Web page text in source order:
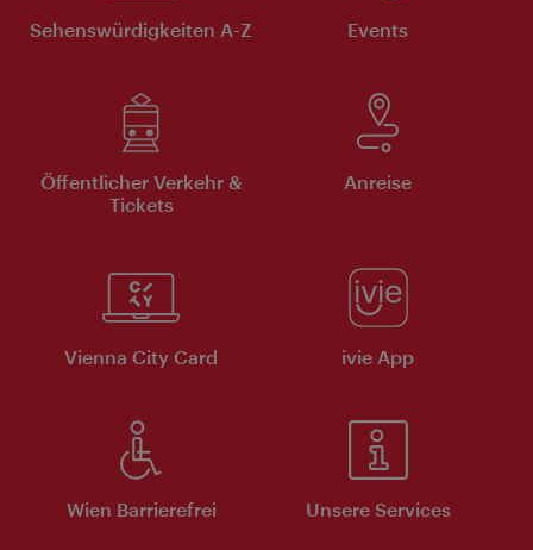
Sehenswürdigkeiten A-Z Events
Öffentlicher Verkehr &
Tickets
Anreise
Vienna City Card ivie App
Wien Barrierefrei Unsere Services